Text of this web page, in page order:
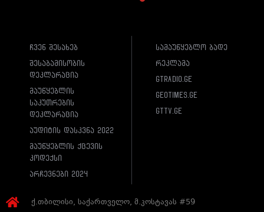
ჩვენ შესახებ
შესაბამისობის
დეკლარაცია
მაუწყებლის
საკუთრების
დეკლარაცია
აუდიტის დასკვნა 2022
მაუწყებლის ქცევის
კოდექსი
არჩევნები 2024
სამაუწყებლო ბადე
რეკლამა
gtradio.ge
geotimes.ge
gttv.ge
ქ.თბილისი, საქართველო, მ.კოსტავას #59